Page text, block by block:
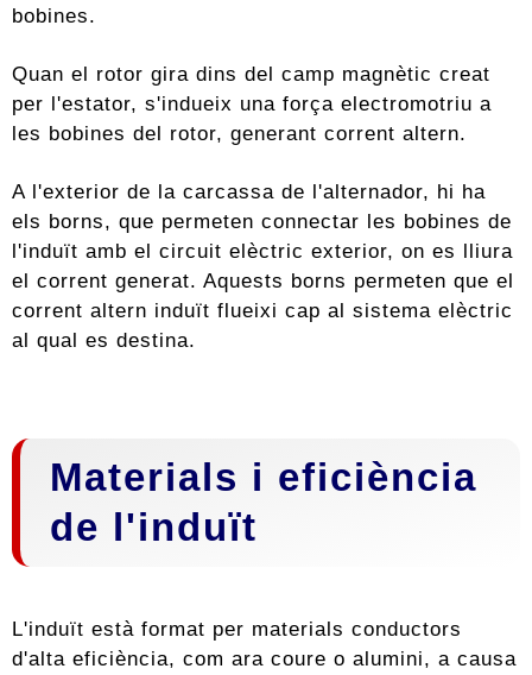
bobines.
Quan el rotor gira dins del camp magnètic creat
per l'estator, s'indueix una força electromotriu a
les bobines del rotor, generant corrent altern.
A l'exterior de la carcassa de l'alternador, hi ha
els borns, que permeten connectar les bobines de
l'induït amb el circuit elèctric exterior, on es lliura
el corrent generat. Aquests borns permeten que el
corrent altern induït flueixi cap al sistema elèctric
al qual es destina.
Materials i eficiència
de l'induït
L'induït està format per materials conductors
d'alta eficiència, com ara coure o alumini, a causa